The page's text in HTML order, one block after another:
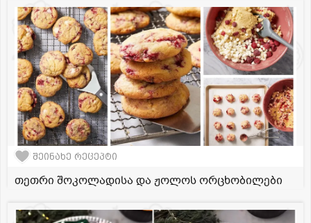
შეინახე რეცეპტი
თეთრი შოკოლადისა და ჟოლოს ორცხობილები